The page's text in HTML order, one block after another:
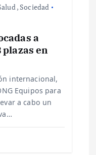
, Sociedad
a
en
internacional,
Equipos para
a cabo un